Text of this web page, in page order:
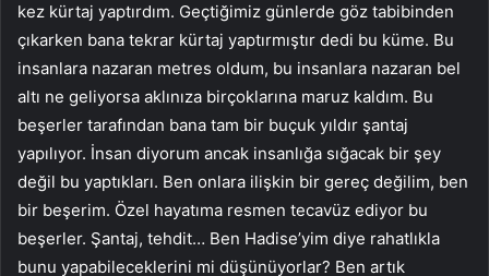
kez kürtaj yaptırdım. Geçtiğimiz günlerde göz tabibinden
çıkarken bana tekrar kürtaj yaptırmıştır dedi bu küme. Bu
insanlara nazaran metres oldum, bu insanlara nazaran bel
altı ne geliyorsa aklınıza birçoklarına maruz kaldım. Bu
beşerler tarafından bana tam bir buçuk yıldır şantaj
yapılıyor. İnsan diyorum ancak insanlığa sığacak bir şey
değil bu yaptıkları. Ben onlara ilişkin bir gereç değilim, ben
bir beşerim. Özel hayatıma resmen tecavüz ediyor bu
beşerler. Şantaj, tehdit… Ben Hadise’yim diye rahatlıkla
bunu yapabileceklerini mi düşünüyorlar? Ben artık